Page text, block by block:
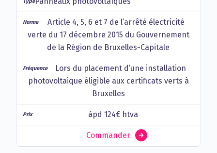
Article 4, 5, 6 et 7 de l’arrêté électricité
verte du 17 décembre 2015 du Gouvernement
de la Région de Bruxelles-Capitale
Lors du placement d’une installation
photovoltaique éligible aux certificats verts à
Bruxelles
àpd 124€ htva
Commander